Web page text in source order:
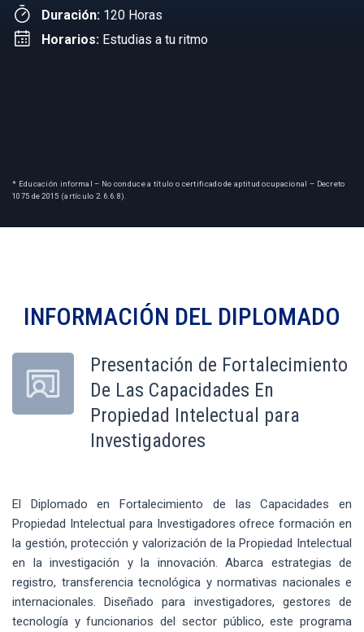
Duración: 120 Horas
Horarios: Estudias a tu ritmo
* Educación informal – No conduce a título o certificado de aptitud ocupacional – Decreto
1075 de 2015 (artículo 2.6.6.8).
INFORMACIÓN DEL DIPLOMADO
Presentación de Fortalecimiento
De Las Capacidades En
Propiedad Intelectual para
Investigadores
El Diplomado en Fortalecimiento de las Capacidades en
Propiedad Intelectual para Investigadores ofrece formación en
la gestión, protección y valorización de la Propiedad Intelectual
en la investigación y la innovación. Abarca estrategias de
registro, transferencia tecnológica y normativas nacionales e
internacionales. Diseñado para investigadores, gestores de
tecnología y funcionarios del sector público, este programa